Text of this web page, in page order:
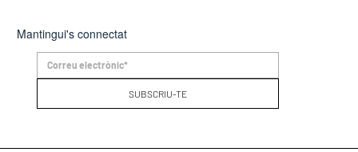
SUBSCRIU-TE
Mantingui's connectat